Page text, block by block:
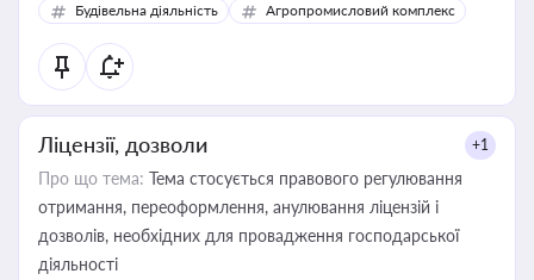
Будівельна діяльність Агропромисловий комплекс
Ліцензії, дозволи +1
Про що тема: Тема стосується правового регулювання
отримання, переоформлення, анулювання ліцензій і
дозволів, необхідних для провадження господарської
діяльності